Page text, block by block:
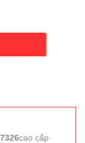
cao cấp